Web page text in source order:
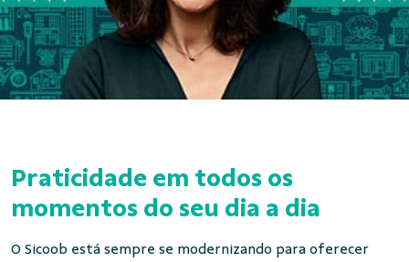
Praticidade em todos os
momentos do seu dia a dia
O Sicoob está sempre se modernizando para oferecer